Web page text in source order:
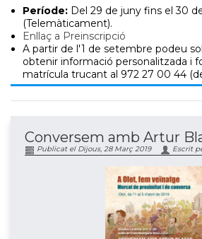
Període: Del 29 de juny fins el 30
(Telemàticament).
Enllaç a Preinscripció
A partir de l'1 de setembre podeu
obtenir informació personalitzada i
matrícula trucant al 972 27 00 44
Conversem amb Artur
Publicat el Dijous, 28 Març 2019 Escrit